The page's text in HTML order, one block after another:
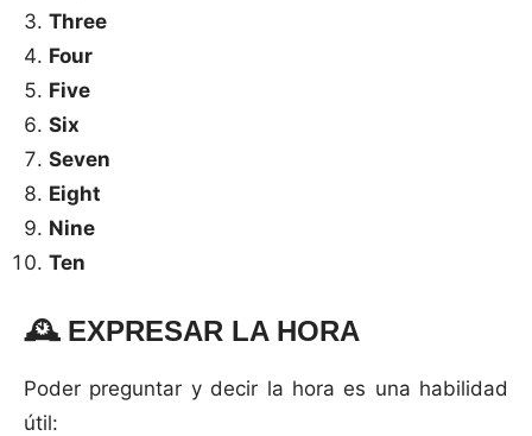
Three
Four
Five
Six
Seven
Eight
Nine
Ten
🕰️ EXPRESAR LA HORA
Poder preguntar y decir la hora es una habilidad
útil: